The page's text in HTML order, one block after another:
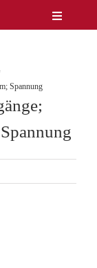
Toggle
Spannung